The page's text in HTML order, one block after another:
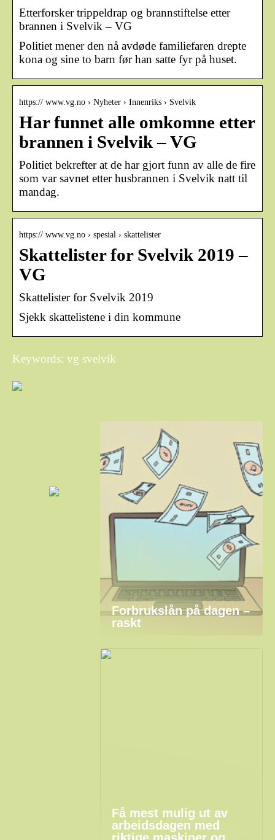
Etterforsker trippeldrap og brannstiftelse etter
brannen i Svelvik – VG
Politiet mener den nå avdøde familiefaren drepte
kona og sine to barn før han satte fyr på huset.
https:// www.vg.no › Nyheter › Innenriks › Svelvik
Har funnet alle omkomne etter
brannen i Svelvik – VG
Politiet bekrefter at de har gjort funn av alle de fire
som var savnet etter husbrannen i Svelvik natt til
mandag.
https:// www.vg.no › spesial › skattelister
Skattelister for Svelvik 2019 –
VG
Skattelister for Svelvik 2019
Sjekk skattelistene i din kommune
Keywords: vg svelvik
Forbrukslån på dagen –
raskt
Få mest mulig ut av
arbeidsdagen med